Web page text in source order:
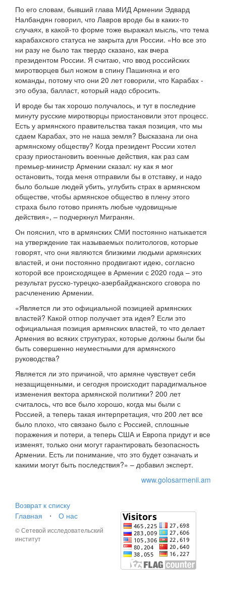
По его словам, бывший глава МИД Армении Эдвард
Налбандян говорил, что Лавров вроде бы в каких-то
случаях, в какой-то форме тоже выражал мысль, что тема
карабахского статуса не закрыта для России. «Но все это
ни разу не было так твердо сказано, как вчера
президентом России. Я считаю, что ввод российских
миротворцев был ножом в спину Пашиняна и его
команды, потому что они 20 лет говорили, что Карабах -
это обуза, балласт, который надо сбросить.
И вроде бы так хорошо получалось, и тут в последние
минуту русские миротворцы приостановили этот процесс.
Есть у армянского правительства такая позиция, что мы
сдаем Карабах, это не наша земля? Высказана ли она
армянскому обществу? Когда президент России хотел
сразу приостановить военные действия, как раз сам
премьер-министр Армении сказал: ну как я мог
остановить, тогда меня отправили бы в отставку, и надо
было больше людей убить, углубить страх в армянском
обществе, чтобы армянское общество в плену этого
страха было готово принять любые чудовищные
действия», – подчеркнул Мигранян.
Он пояснил, что в армянских СМИ постоянно натыкается
на утверждение так называемых политологов, которые
говорят, что они являются близкими людьми армянских
властей, и они постоянно продвигают идею, согласно
которой все происходящее в Армении с 2020 года – это
результат русско-турецко-азербайджанского сговора по
расчленению Армении.
«Является ли это официальной позицией армянских
властей? Какой отпор получает эта идея? Если это
официальная позиция армянских властей, то что делает
Армения во всяких структурах, которые должны были бы
быть совершенно неуместными для армянского
руководства?
Является ли это причиной, что армяне чувствует себя
незащищенными, и сегодня происходит парадигмальное
изменения вектора армянской политики? 200 лет
считалось, что все было хорошо, когда мы были с
Россией, а теперь такая интерпретация, что 200 лет все
было плохо, что связано было с Россией, сплошные
поражения и потери, а теперь США и Европа придут и все
изменят, только они могут гарантировать безопасность
Армении. Есть ли понимание, что это будет означать и
какими могут быть последствия?» – добавил эксперт.
www.golosarmenii.am
Возврат к списку
Главная
⋅ О нас
© Сетевой исследовательский
институт